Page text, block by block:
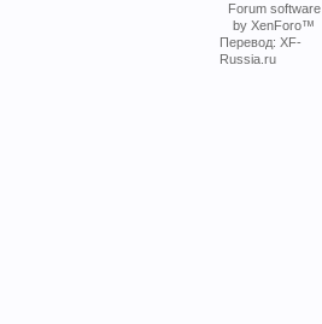
Forum software
by XenForo™
Перевод: XF-
Russia.ru